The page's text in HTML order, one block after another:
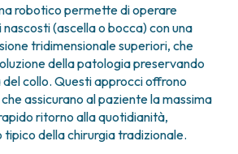
robotico permette di operare
(ascella o bocca) con una
tridimensionale superiori, che
della patologia preservando
collo. Questi approcci offrono
assicurano al paziente la massima
ritorno alla quotidianità,
tipico della chirurgia tradizionale.